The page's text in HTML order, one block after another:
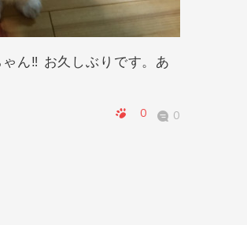
ん‼️ お久しぶりです。あ
0 0